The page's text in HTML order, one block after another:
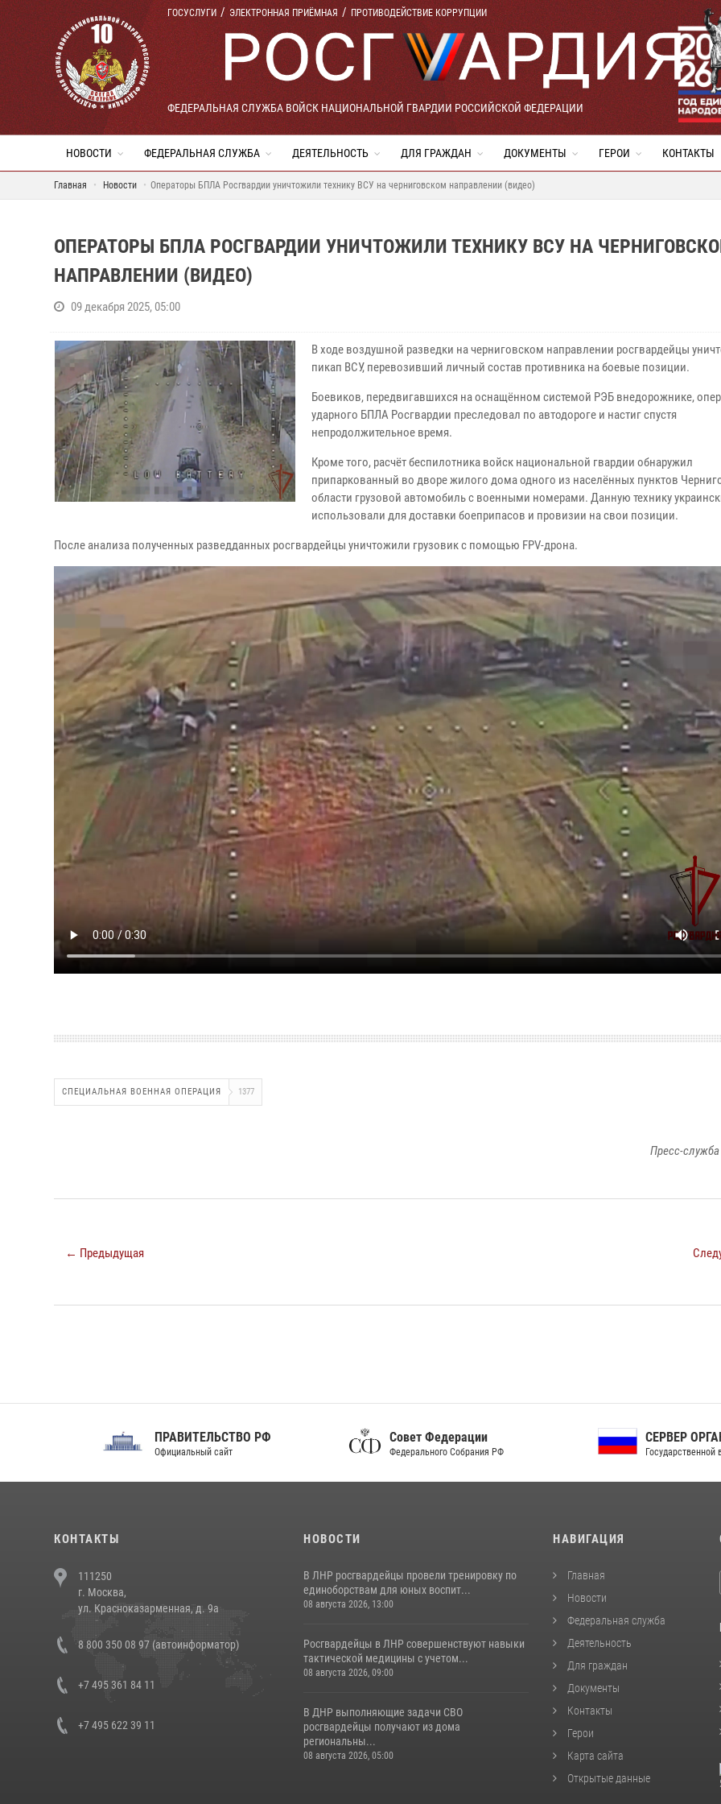
ГОСУСЛУГИ ЭЛЕКТРОННАЯ ПРИЁМНАЯ ПРОТИВОДЕЙСТВИЕ КОРРУПЦИИ
ФЕДЕРАЛЬНАЯ СЛУЖБА ВОЙСК НАЦИОНАЛЬНОЙ ГВАРДИИ РОССИЙСКОЙ ФЕДЕРАЦИИ
НОВОСТИ ФЕДЕРАЛЬНАЯ СЛУЖБА ДЕЯТЕЛЬНОСТЬ ДЛЯ ГРАЖДАН ДОКУМЕНТЫ ГЕРОИ КОНТАКТЫ
Главная Новости Операторы БПЛА Росгвардии уничтожили технику ВСУ на черниговском направлении (видео)
ОПЕРАТОРЫ БПЛА РОСГВАРДИИ УНИЧТОЖИЛИ ТЕХНИКУ ВСУ НА
НАПРАВЛЕНИИ (ВИДЕО)
09 декабря 2025, 05:00
В ходе воздушной разведки на черниговском направлении росгвардейцы
пикап ВСУ, перевозивший личный состав противника на боевые позиции.
Боевиков, передвигавшихся на оснащённом системой РЭБ внедорожнике,
ударного БПЛА Росгвардии преследовал по автодороге и настиг спустя
непродолжительное время.
Кроме того, расчёт беспилотника войск национальной гвардии обнаружил
припаркованный во дворе жилого дома одного из населённых пунктов
области грузовой автомобиль с военными номерами. Данную технику
использовали для доставки боеприпасов и провизии на свои позиции.
После анализа полученных разведданных росгвардейцы уничтожили грузовик с помощью FPV-дрона.
СПЕЦИАЛЬНАЯ ВОЕННАЯ ОПЕРАЦИЯ 1377
Пресс-служба
← Предыдущая
ПРАВИТЕЛЬСТВО РФ
Официальный сайт
Совет Федерации
Федерального Собрания РФ
СЕРВЕР ОРГАНОВ
Государственной власти РФ
КОНТАКТЫ
111250
г. Москва,
ул. Красноказарменная, д. 9а
8 800 350 08 97 (автоинформатор)
+7 495 361 84 11
+7 495 622 39 11
НОВОСТИ
В ЛНР росгвардейцы провели тренировку по
единоборствам для юных воспит...
08 августа 2026, 13:00
Росгвардейцы в ЛНР совершенствуют навыки
тактической медицины с учетом...
08 августа 2026, 09:00
В ДНР выполняющие задачи СВО
росгвардейцы получают из дома
региональны...
08 августа 2026, 05:00
НАВИГАЦИЯ
Главная
Новости
Федеральная служба
Деятельность
Для граждан
Документы
Контакты
Герои
Карта сайта
Открытые данные